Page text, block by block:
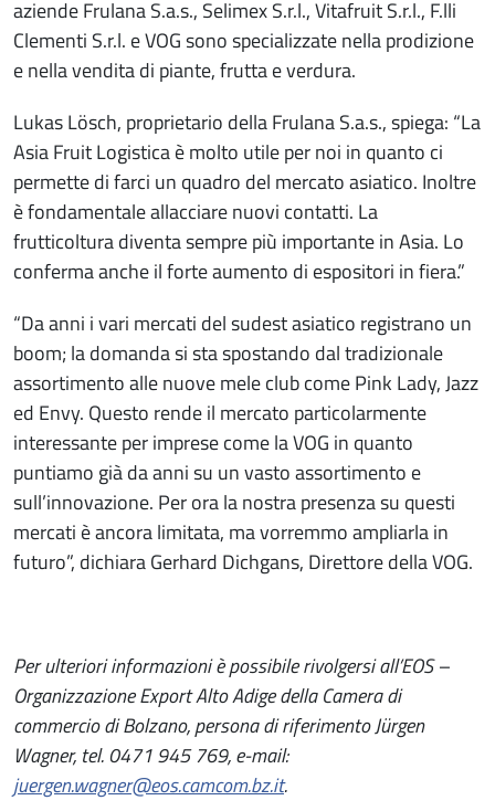
aziende Frulana S.a.s., Selimex S.r.l., Vitafruit S.r.l., F.lli
Clementi S.r.l. e VOG sono specializzate nella prodizione
e nella vendita di piante, frutta e verdura.
Lukas Lösch, proprietario della Frulana S.a.s., spiega: “La
Asia Fruit Logistica è molto utile per noi in quanto ci
permette di farci un quadro del mercato asiatico. Inoltre
è fondamentale allacciare nuovi contatti. La
frutticoltura diventa sempre più importante in Asia. Lo
conferma anche il forte aumento di espositori in fiera.”
“Da anni i vari mercati del sudest asiatico registrano un
boom; la domanda si sta spostando dal tradizionale
assortimento alle nuove mele club come Pink Lady, Jazz
ed Envy. Questo rende il mercato particolarmente
interessante per imprese come la VOG in quanto
puntiamo già da anni su un vasto assortimento e
sull’innovazione. Per ora la nostra presenza su questi
mercati è ancora limitata, ma vorremmo ampliarla in
futuro”, dichiara Gerhard Dichgans, Direttore della VOG.
Per ulteriori informazioni è possibile rivolgersi all’EOS –
Organizzazione Export Alto Adige della Camera di
commercio di Bolzano, persona di riferimento Jürgen
Wagner, tel. 0471 945 769, e-mail:
juergen.wagner@eos.camcom.bz.it.